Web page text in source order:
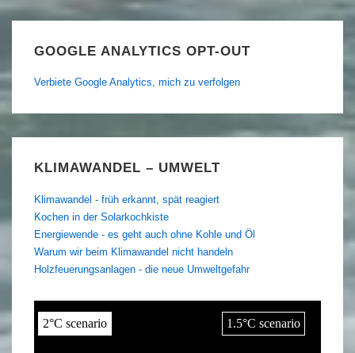
GOOGLE ANALYTICS OPT-OUT
Verbiete Google Analytics, mich zu verfolgen
KLIMAWANDEL – UMWELT
Klimawandel - früh erkannt, spät reagiert
Kochen in der Solarkochkiste
Energiewende - es geht auch ohne Kohle und Öl
Warum wir beim Klimawandel nicht handeln
Holzfeuerungsanlagen - die neue Umweltgefahr